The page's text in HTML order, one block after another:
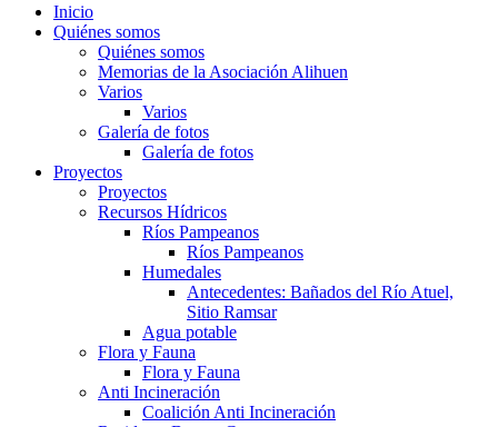
Inicio
Quiénes somos
Quiénes somos
Memorias de la Asociación Alihuen
Varios
Varios
Galería de fotos
Galería de fotos
Proyectos
Proyectos
Recursos Hídricos
Ríos Pampeanos
Ríos Pampeanos
Humedales
Antecedentes: Bañados del Río Atuel,
Sitio Ramsar
Agua potable
Flora y Fauna
Flora y Fauna
Anti Incineración
Coalición Anti Incineración